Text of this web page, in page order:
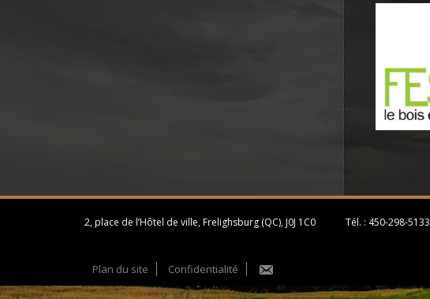
2, place de l’Hôtel de ville, Frelighsburg (QC), J0J 1C0 Tél. : 450-298-5133
Plan du site Confidentialité